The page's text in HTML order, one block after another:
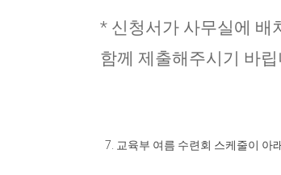
* 신청서가 사무실에 배
함께 제출해주시기 바
교육부 여름 수련회 스케줄이 아